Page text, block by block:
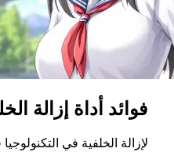
فوائد أداة إزالة